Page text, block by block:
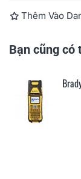
Thêm Vào
Bạn cũng có